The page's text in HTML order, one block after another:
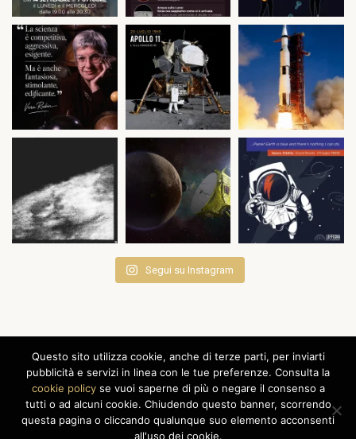
Segui su Instagram
Associazione LOfficina© 2020 -Privacy policy
Questo sito utilizza cookie, anche di terze parti, per inviarti
pubblicità e servizi in linea con le tue preferenze. Consulta la
cookie policyse vuoi saperne di più o negare il consenso a
tutti o ad alcuni cookie. Chiudendo questo banner, scorrendo
questa pagina o cliccando qualunque suo elemento acconsenti
all'uso dei cookie.